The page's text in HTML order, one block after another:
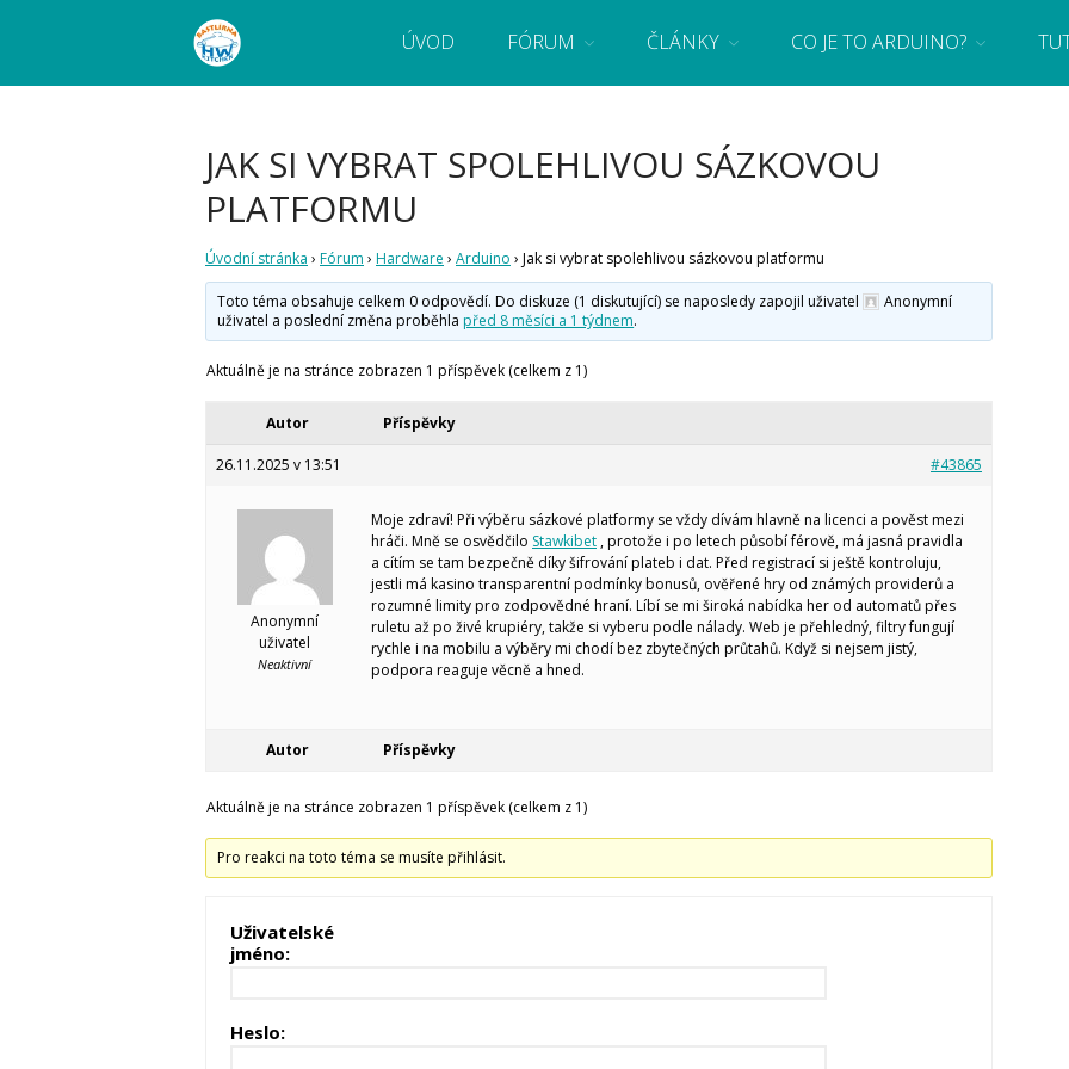
Bastlírna HWKITCHEN
Webový magazín o bastlení a tvoření. Naučte se základy programování a elektroniky zábavnou formou! Arduino a microbit
ÚVOD FÓRUM ČLÁNKY CO JE TO ARDUINO?
JAK SI VYBRAT SPOLEHLIVOU SÁZKOVOU
PLATFORMU
Úvodní stránka › Fórum › Hardware › Arduino › Jak si vybrat spolehlivou sázkovou platformu
Toto téma obsahuje celkem 0 odpovědí. Do diskuze (1 diskutující) se naposledy zapojil uživatel
Anonymní
uživatel a poslední změna proběhla před 8 měsíci a 1 týdnem.
Aktuálně je na stránce zobrazen 1 příspěvek (celkem z 1)
Autor Příspěvky
26.11.2025 v 13:51 #43865
Anonymní
uživatel
Neaktivní
Moje zdraví! Při výběru sázkové platformy se vždy dívám hlavně na licenci a pověst mezi
hráči. Mně se osvědčilo Stawkibet , protože i po letech působí férově, má jasná pravidla
a cítím se tam bezpečně díky šifrování plateb i dat. Před registrací si ještě kontroluju,
jestli má kasino transparentní podmínky bonusů, ověřené hry od známých providerů a
rozumné limity pro zodpovědné hraní. Líbí se mi široká nabídka her od automatů přes
ruletu až po živé krupiéry, takže si vyberu podle nálady. Web je přehledný, filtry fungují
rychle i na mobilu a výběry mi chodí bez zbytečných průtahů. Když si nejsem jistý,
podpora reaguje věcně a hned.
Autor Příspěvky
Aktuálně je na stránce zobrazen 1 příspěvek (celkem z 1)
Pro reakci na toto téma se musíte přihlásit.
Uživatelské
jméno:
Heslo: